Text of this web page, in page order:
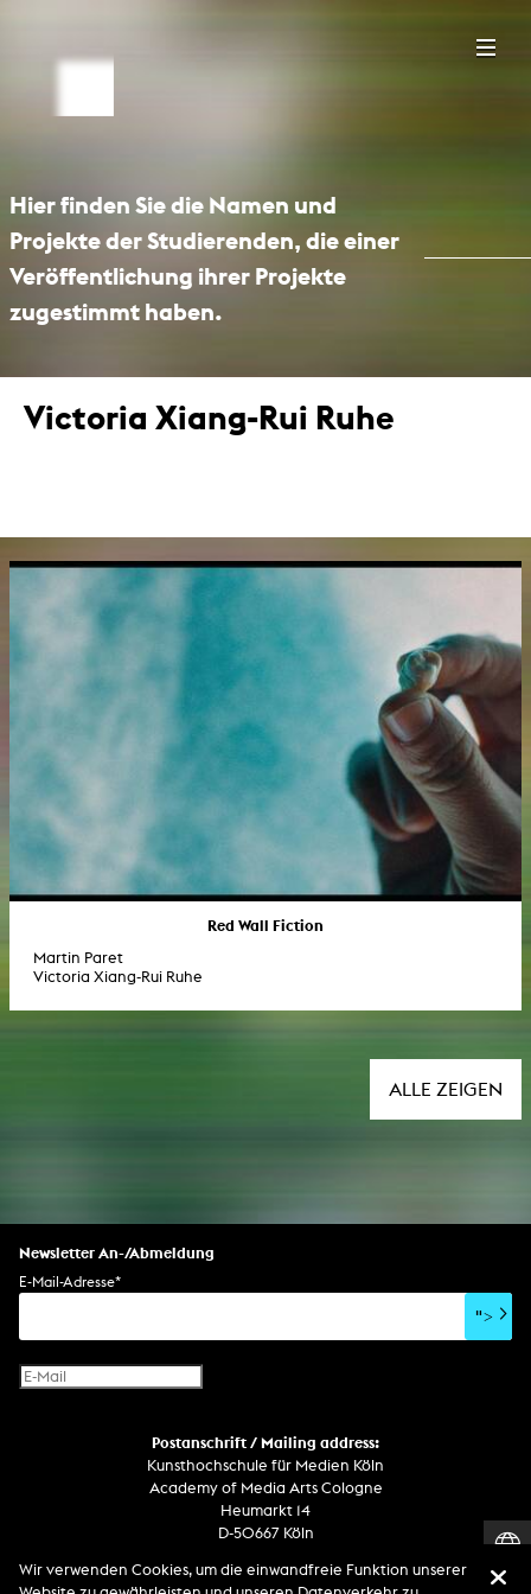
Hier finden Sie die Namen und
Projekte der Studierenden, die einer
Veröffentlichung ihrer Projekte
zugestimmt haben.
Victoria Xiang-Rui Ruhe
Red Wall Fiction
Martin Paret
Victoria Xiang-Rui Ruhe
ALLE ZEIGEN
Newsletter An-/Abmeldung
E-Mail-Adresse*
">
Postanschrift / Mailing address:
Kunsthochschule für Medien Köln
Academy of Media Arts Cologne
Heumarkt 14
D-50667 Köln
Telefon
Wir verwenden Cookies, um die einwandfreie Funktion unserer